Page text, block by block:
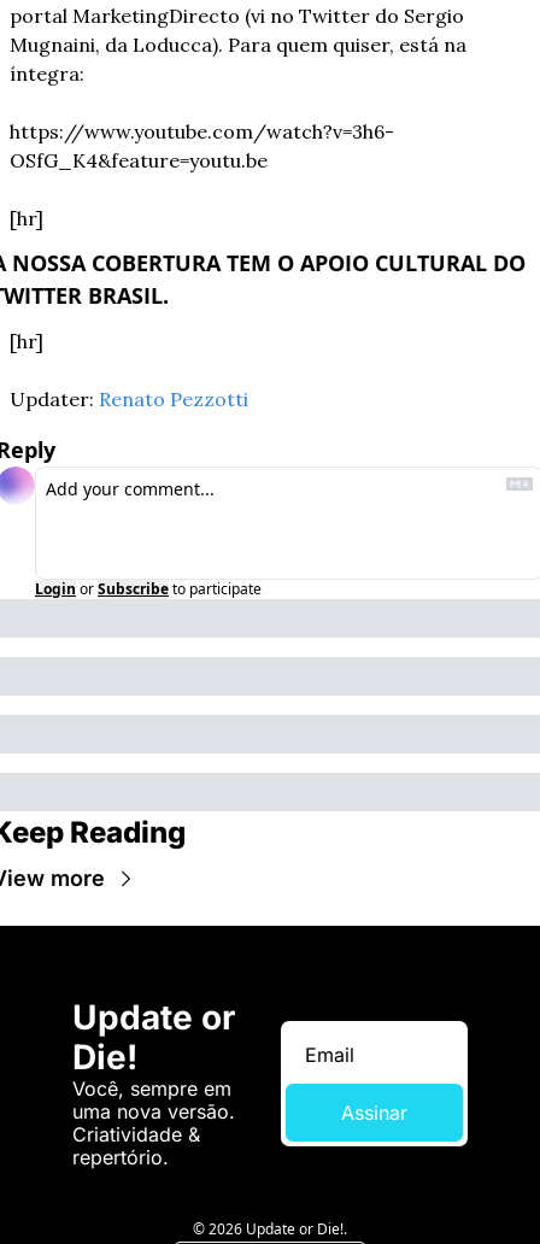
portal MarketingDirecto (vi no Twitter do Sergio
Mugnaini, da Loducca). Para quem quiser, está na
íntegra:
https://www.youtube.com/watch?v=3h6-
OSfG_K4&feature=youtu.be
[hr]
NOSSA COBERTURA TEM O APOIO CULTURAL DO
BRASIL.
[hr]
Updater: Renato Pezzotti
Login orSubscribeto participate
Reading
more
Update or
Die!
Você, sempre em
uma nova versão.
Criatividade &
repertório.
Assinar
© 2026 Update or Die!.